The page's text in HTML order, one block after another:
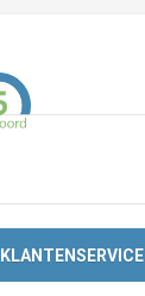
KLANTENSERVICE